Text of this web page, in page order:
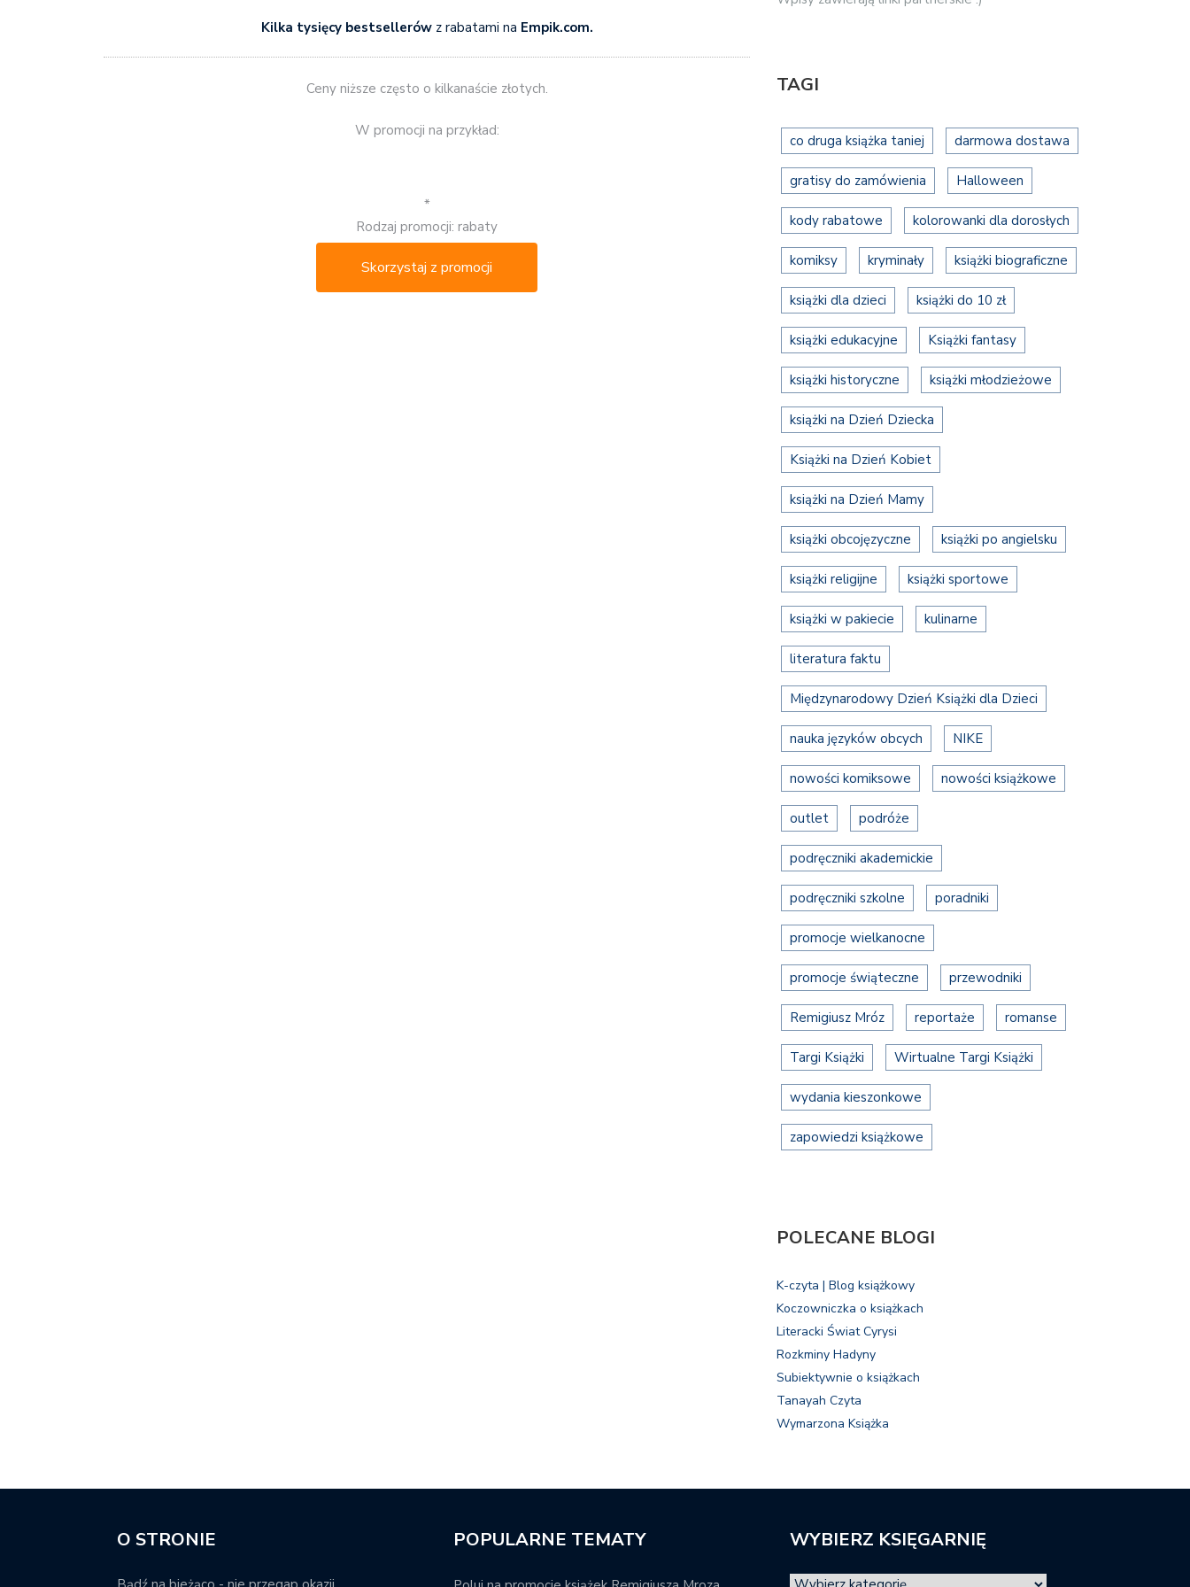
Kilka tysięcy bestsellerówz rabatami na Empik.com.
Ceny niższe często o kilkanaście złotych.
W promocji na przykład:
*
Rodzaj promocji: rabaty
Skorzystaj z promocji
TAGI
co druga książka taniej darmowa dostawa
gratisy do zamówienia Halloween
kody rabatowe kolorowanki dla dorosłych
komiksy kryminały książki biograficzne
książki dla dzieci książki do 10 zł
książki edukacyjne Książki fantasy
książki historyczne książki młodzieżowe
książki na Dzień Dziecka
Książki na Dzień Kobiet
książki na Dzień Mamy
książki obcojęzyczne książki po angielsku
książki religijne książki sportowe
książki w pakiecie kulinarne
literatura faktu
Międzynarodowy Dzień Książki dla Dzieci
nauka języków obcych NIKE
nowości komiksowe nowości książkowe
outlet podróże
podręczniki akademickie
podręczniki szkolne poradniki
promocje wielkanocne
promocje świąteczne przewodniki
Remigiusz Mróz reportaże romanse
Targi Książki Wirtualne Targi Książki
wydania kieszonkowe
zapowiedzi książkowe
POLECANE BLOGI
K-czyta | Blog książkowy
Koczowniczka o książkach
Literacki Świat Cyrysi
Rozkminy Hadyny
Subiektywnie o książkach
Tanayah Czyta
Wymarzona Książka
O STRONIE POPULARNE TEMATY WYBIERZ KSIĘGARNIĘ